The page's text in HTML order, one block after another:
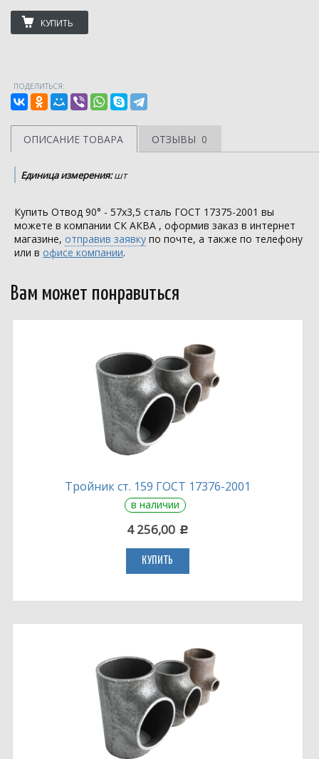
КУПИТЬ
ПОДЕЛИТЬСЯ:
ОПИСАНИЕ ТОВАРА ОТЗЫВЫ 0
Единица измерения:шт
Купить Отвод 90° - 57х3,5 сталь ГОСТ 17375-2001 вы
можете в компании СК АКВА , оформив заказ в интернет
магазине, отправив заявку по почте, а также по телефону
или в офисе компании.
Вам может понравиться
Тройник ст. 159 ГОСТ 17376-2001
в наличии
4 256,00 c
КУПИТЬ